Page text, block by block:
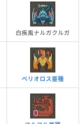
白疾風ナルガクルガ
ベリオロス亜種